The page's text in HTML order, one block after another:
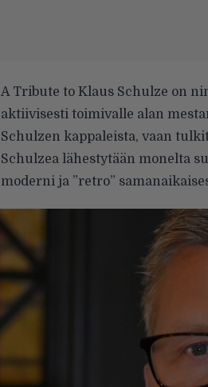
A Tribute to Klaus Schulze on
aktiivisesti toimivalle alan
Schulzen kappaleista, vaan
Schulzea lähestytään monelta
moderni ja ”retro”